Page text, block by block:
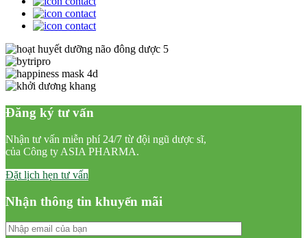
Đăng ký tư vấn
Nhận tư vấn miễn phí 24/7 từ đội ngũ dược sĩ,
của Công ty ASIA PHARMA.
Đặt lịch hẹn tư vấn
Nhận thông tin khuyến mãi